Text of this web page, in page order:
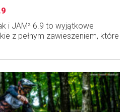
i JAM² 6.9 to wyjątkowe
z pełnym zawieszeniem, które